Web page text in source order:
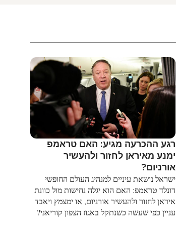
רגע ההכרעה מגיע: האם טראמפ
ימנע מאיראן לחזור ולהעשיר
אורניום?
ישראל נושאת עיניים למנהיג העולם החופשי
דונלד טראמפ: האם הוא יגלה נחישות מול כוונת
איראן לחזור ולהעשיר אורניום, או ימצמץ ויאבד
עניין כפי שעשה כשנתקל באגוז הצפון קוריאני?